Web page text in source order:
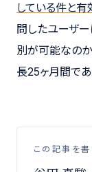
している件と
問したユーザ
別が可能なの
長25ヶ月間で
この記事を書